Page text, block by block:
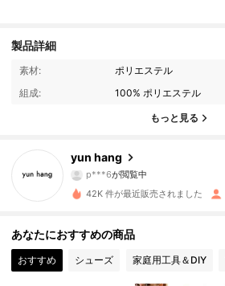
製品詳細
素材:
ポリエステル
組成:
100% ポリエステル
もっと見る
yun hang
1.9K フォロワー
1.9K フォロワー
p***6が閲覧中
4.82
1.9K フォロワー
42K 件が最近販売されました
あなたにおすすめの商品
おすすめ シューズ 家庭用工具＆DIY